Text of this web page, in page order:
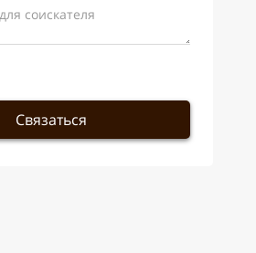
соискателя
Связаться